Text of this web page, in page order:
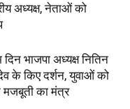
अध्यक्ष, नेताओं को
भाजपा अध्यक्ष नितिन
के किए दर्शन, युवाओं को
का मंत्र